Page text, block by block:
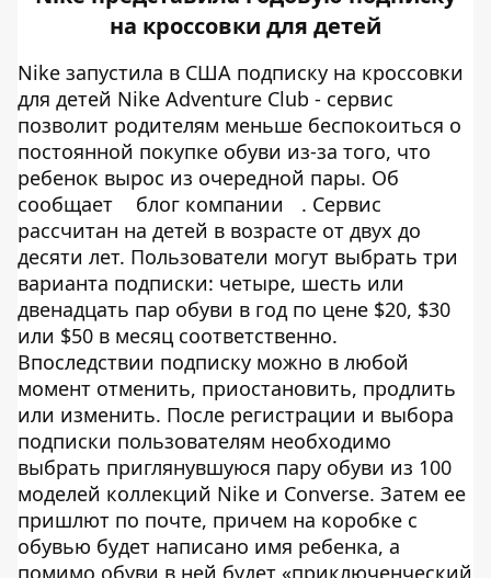
на кроссовки для детей
Nike запустила в США подписку на кроссовки
для детей Nike Adventure Club - сервис
позволит родителям меньше беспокоиться о
постоянной покупке обуви из-за того, что
ребенок вырос из очередной пары. Об
сообщает
блог компании
. Сервис
рассчитан на детей в возрасте от двух до
десяти лет. Пользователи могут выбрать три
варианта подписки: четыре, шесть или
двенадцать пар обуви в год по цене $20, $30
или $50 в месяц соответственно.
Впоследствии подписку можно в любой
момент отменить, приостановить, продлить
или изменить. После регистрации и выбора
подписки пользователям необходимо
выбрать приглянувшуюся пару обуви из 100
моделей коллекций Nike и Converse. Затем ее
пришлют по почте, причем на коробке с
обувью будет написано имя ребенка, а
помимо обуви в ней будет «приключенческий